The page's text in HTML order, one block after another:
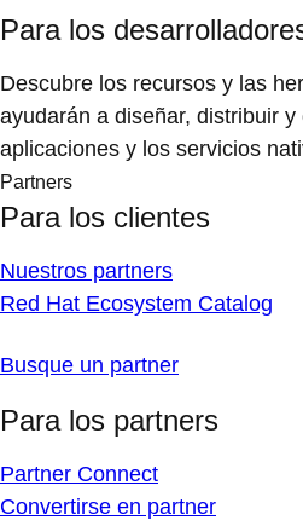
Para los
Descubre los recursos y las
ayudarán a diseñar, distribuir y
aplicaciones y los servicios
Partners
Para los clientes
Nuestros partners
Red Hat Ecosystem Catalog
Busque un partner
Para los partners
Partner Connect
Convertirse en partner